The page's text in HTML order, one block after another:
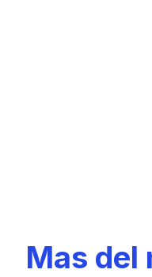
Mas del